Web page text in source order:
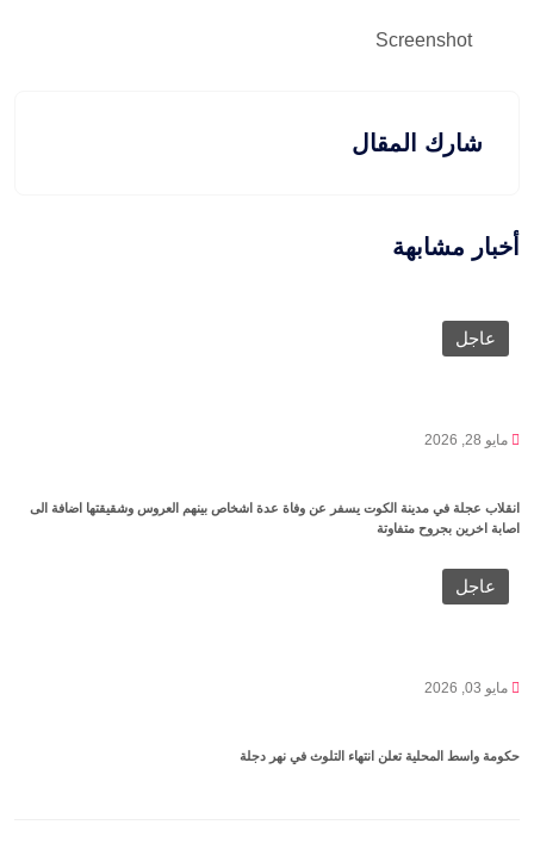
Screenshot
شارك المقال
أخبار مشابهة
عاجل
مايو 28, 2026
انقلاب عجلة في مدينة الكوت يسفر عن وفاة عدة اشخاص بينهم العروس وشقيقتها اضافة الى
اصابة اخرين بجروح متفاوتة
عاجل
مايو 03, 2026
حكومة واسط المحلية تعلن انتهاء التلوث في نهر دجلة